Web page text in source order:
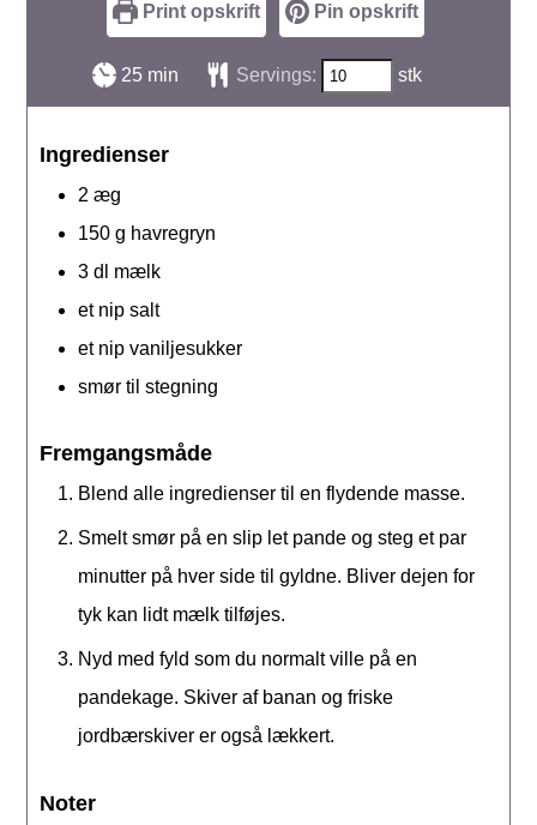
Print opskrift Pin opskrift
25minutter
min Servings: stk
Ingredienser
2 æg
150 g havregryn
3 dl
mælk
et nipsalt
et nipvaniljesukker
smør til stegning
Fremgangsmåde
Blend alle ingredienser til en flydende masse.
Smelt smør på en slip let pande og steg et par
minutter på hver side til gyldne. Bliver dejen for
tyk kan lidt mælk tilføjes.
Nyd med fyld som du normalt ville på en
pandekage. Skiver af banan og friske
jordbærskiver er også lækkert.
Noter